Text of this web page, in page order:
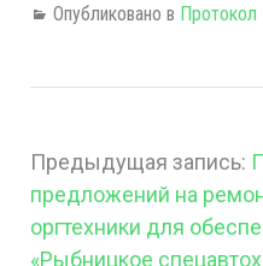
Опубликовано в Протокол
Предыдущая запись:
предложений на
оргтехники для
«Рыбницкое